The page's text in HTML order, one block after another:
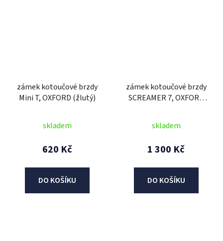
zámek kotoučové brzdy
Mini T, OXFORD (žlutý)
skladem
620 Kč
DO KOŠÍKU
zámek kotoučové brzdy
SCREAMER 7, OXFORD
7 mm)
skladem
1 300 Kč
DO KOŠÍKU